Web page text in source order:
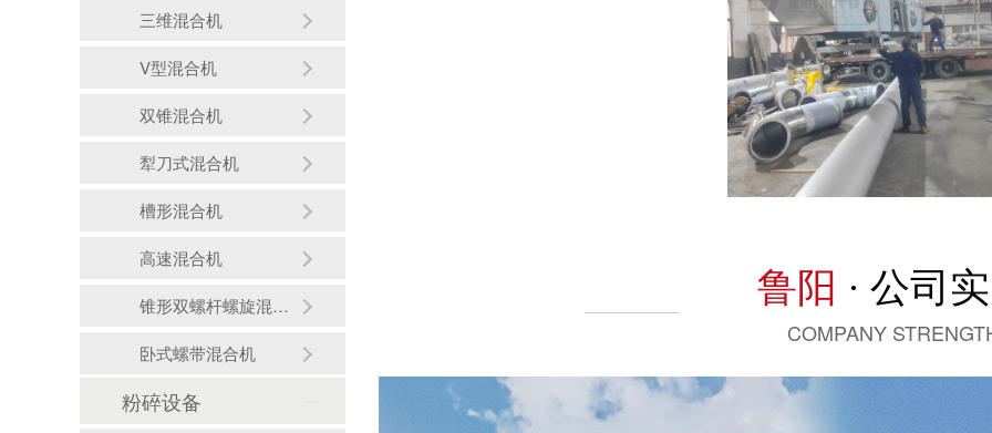
鲁阳 · 公司
COMPANY
三维混合机
V型混合机
双锥混合机
犁刀式混合机
槽形混合机
高速混合机
锥形双螺杆螺旋混合机
卧式螺带混合机
粉碎设备